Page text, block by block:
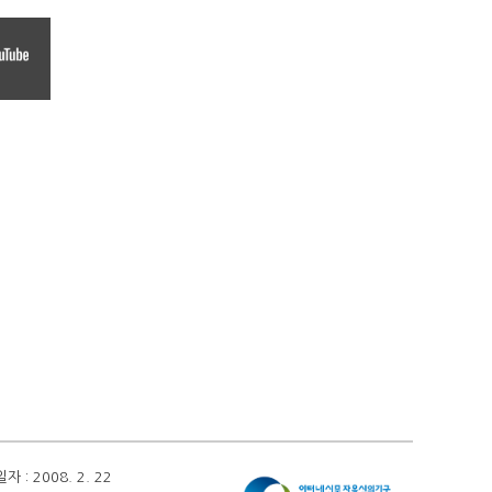
자 : 2008. 2. 22